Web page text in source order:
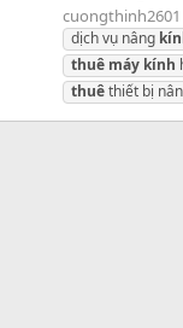
cuongthinh2601
dịch vụ nâng
thuê máy kính
thuêthiết bị